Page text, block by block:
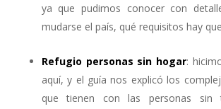
ya que pudimos conocer con
mudarse el país, qué requisitos hay
Refugio personas sin hogar:
aquí, y el guía nos explicó los
que tienen con las personas sin